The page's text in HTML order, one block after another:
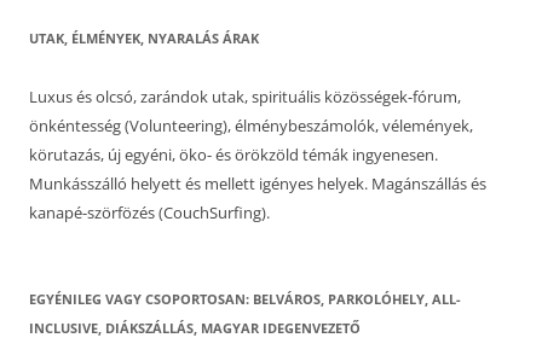
UTAK, ÉLMÉNYEK, NYARALÁS ÁRAK
Luxus és olcsó, zarándok utak, spirituális közösségek-fórum,
önkéntesség (Volunteering), élménybeszámolók, vélemények,
körutazás, új egyéni, öko- és örökzöld témák ingyenesen.
Munkásszálló helyett és mellett igényes helyek. Magánszállás és
kanapé-szörfözés (CouchSurfing).
EGYÉNILEG VAGY CSOPORTOSAN: BELVÁROS, PARKOLÓHELY, ALL-
INCLUSIVE, DIÁKSZÁLLÁS, MAGYAR IDEGENVEZETŐ